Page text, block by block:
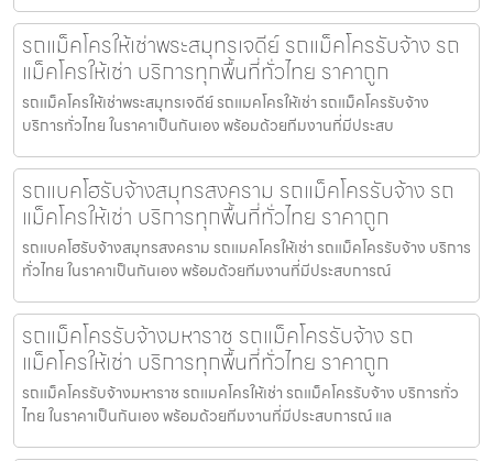
รถแม็คโครให้เช่าพระสมุทรเจดีย์ รถแม็คโครรับจ้าง รถ
แม็คโครให้เช่า บริการทุกพื้นที่ทั่วไทย ราคาถูก
รถแม็คโครให้เช่าพระสมุทรเจดีย์ รถแมคโครให้เช่า รถแม็คโครรับจ้าง
บริการทั่วไทย ในราคาเป็นกันเอง พร้อมด้วยทีมงานที่มีประสบ
รถแบคโฮรับจ้างสมุทรสงคราม รถแม็คโครรับจ้าง รถ
แม็คโครให้เช่า บริการทุกพื้นที่ทั่วไทย ราคาถูก
รถแบคโฮรับจ้างสมุทรสงคราม รถแมคโครให้เช่า รถแม็คโครรับจ้าง บริการ
ทั่วไทย ในราคาเป็นกันเอง พร้อมด้วยทีมงานที่มีประสบการณ์
รถแม็คโครรับจ้างมหาราช รถแม็คโครรับจ้าง รถ
แม็คโครให้เช่า บริการทุกพื้นที่ทั่วไทย ราคาถูก
รถแม็คโครรับจ้างมหาราช รถแมคโครให้เช่า รถแม็คโครรับจ้าง บริการทั่ว
ไทย ในราคาเป็นกันเอง พร้อมด้วยทีมงานที่มีประสบการณ์ แล